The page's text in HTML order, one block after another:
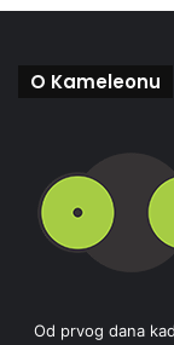
O Kameleonu
Od prvog dana